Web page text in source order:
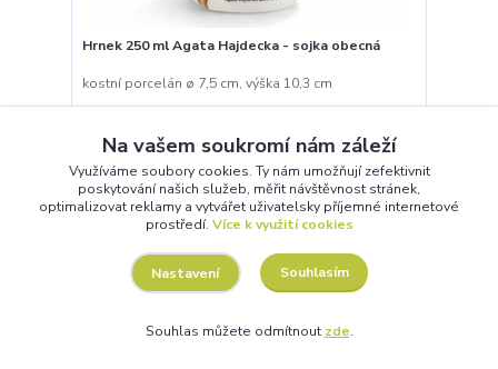
Hrnek 250 ml Agata Hajdecka - sojka obecná
kostní porcelán ø 7,5 cm, výška 10,3 cm
247,11 Kčbez DPH
Skladem
Přidat do košíku
Na vašem soukromí nám záleží
Využíváme soubory cookies. Ty nám umožňují zefektivnit
poskytování našich služeb, měřit návštěvnost stránek,
optimalizovat reklamy a vytvářet uživatelsky příjemné internetové
prostředí. Více k využití cookies
Nastavení Souhlasím
Souhlas můžete odmítnout zde.